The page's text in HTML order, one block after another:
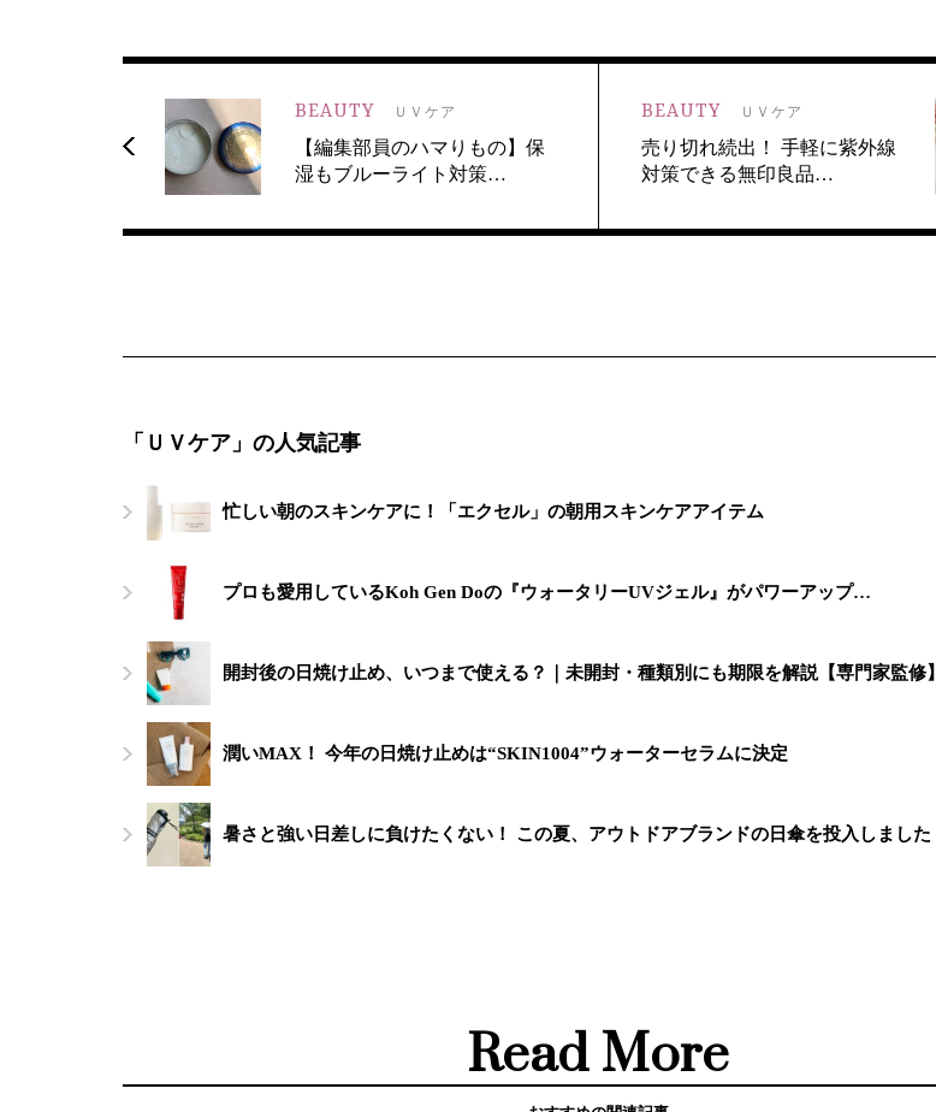
BEAUTY ＵＶケア
【編集部員のハマりもの】保
湿もブルーライト対策…
BEAUTY ＵＶケア
売り切れ続出！ 手軽に紫外線
対策できる無印良品…
「ＵＶケア」の人気記事
忙しい朝のスキンケアに！「エクセル」の朝用スキンケアアイテム
プロも愛用しているKoh Gen Doの『ウォータリーUVジェル』がパワーアップ…
開封後の日焼け止め、いつまで使える？｜未開封・種類別にも期限を解説【専門家監修】
潤いMAX！ 今年の日焼け止めは“SKIN1004”ウォーターセラムに決定
暑さと強い日差しに負けたくない！ この夏、アウトドアブランドの日傘を投入しました
Read More